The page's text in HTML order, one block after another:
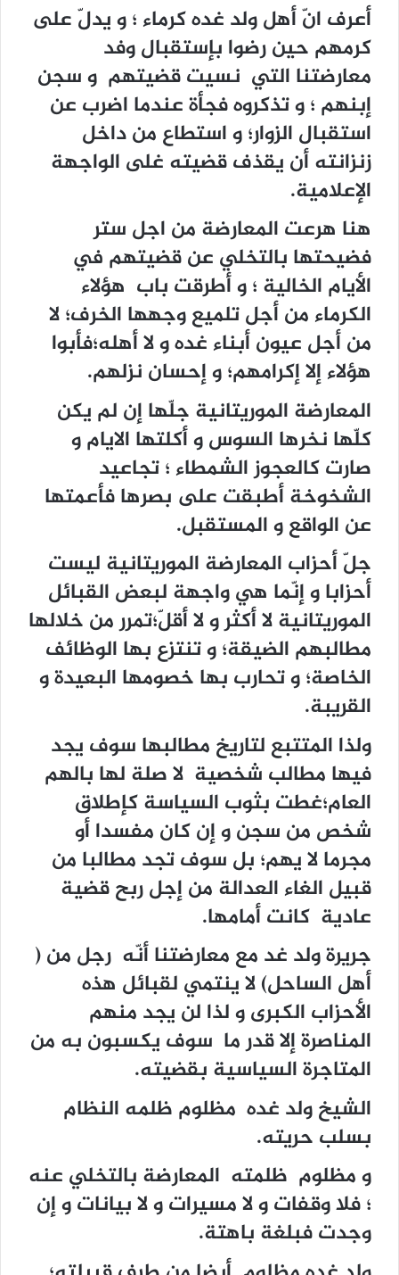
أعرف انّ أهل ولد غده كرماء ؛ و يدلّ على
كرمهم حين رضوا بإستقبال وفد
معارضتنا التي نسيت قضيتهم و سجن
إبنهم ؛ و تذكروه فجأة عندما اضرب عن
استقبال الزوار؛ و استطاع من داخل
زنزانته أن يقذف قضيته غلى الواجهة
الإعلامية.
هنا هرعت المعارضة من اجل ستر
فضيحتها بالتخلي عن قضيتهم في
الأيام الخالية ؛ و أطرقت باب هؤلاء
الكرماء من أجل تلميع وجهها الخرف؛ لا
من أجل عيون أبناء غده و لا أهله؛فأبوا
هؤلاء إلا إكرامهم؛ و إحسان نزلهم.
المعارضة الموريتانية جلّها إن لم يكن
كلّها نخرها السوس و أكلتها الايام و
صارت كالعجوز الشمطاء ؛ تجاعيد
الشخوخة أطبقت على بصرها فأعمتها
عن الواقع و المستقبل.
جلّ أحزاب المعارضة الموريتانية ليست
أحزابا و إنّما هي واجهة لبعض القبائل
الموريتانية لا أكثر و لا أقلّ؛تمرر من خلالها
مطالبهم الضيقة؛ و تنتزع بها الوظائف
الخاصة؛ و تحارب بها خصومها البعيدة و
القريبة.
ولذا المتتبع لتاريخ مطالبها سوف يجد
فيها مطالب شخصية لا صلة لها بالهم
العام؛غطت بثوب السياسة كإطلاق
شخص من سجن و إن كان مفسدا أو
مجرما لا يهم؛ بل سوف تجد مطالبا من
قبيل الغاء العدالة من إجل ربح قضية
عادية كانت أمامها.
جريرة ولد غد مع معارضتنا أنّه رجل من (
أهل الساحل) لا ينتمي لقبائل هذه
الأحزاب الكبرى و لذا لن يجد منهم
المناصرة إلا قدر ما سوف يكسبون به من
المتاجرة السياسية بقضيته.
الشيخ ولد غده مظلوم ظلمه النظام
بسلب حريته.
و مظلوم ظلمته المعارضة بالتخلي عنه
؛ فلا وقفات و لا مسيرات و لا بيانات و إن
وجدت فبلغة باهتة.